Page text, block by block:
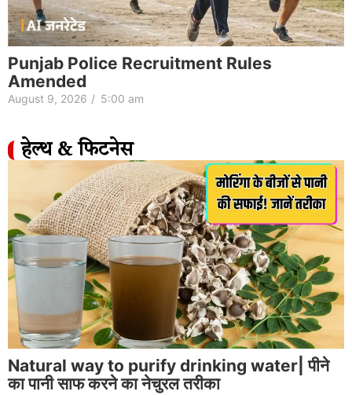
Punjab Police Recruitment Rules
Amended
August 9, 2026 / 5:00 am
हेल्थ & फिटनेस
Natural way to purify drinking water| पीने
का पानी साफ करने का नेचुरल तरीका